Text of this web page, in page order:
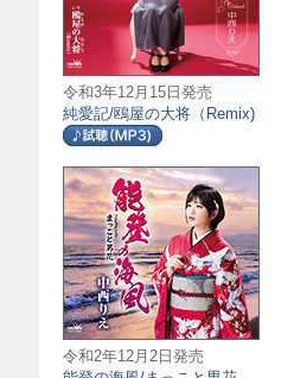
令和3年12月15日発売
純愛記/鴎屋の大将（Remix)
令和2年12月2日発売